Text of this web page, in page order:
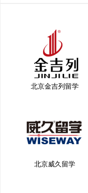
北京金吉列留学
北京威久留学